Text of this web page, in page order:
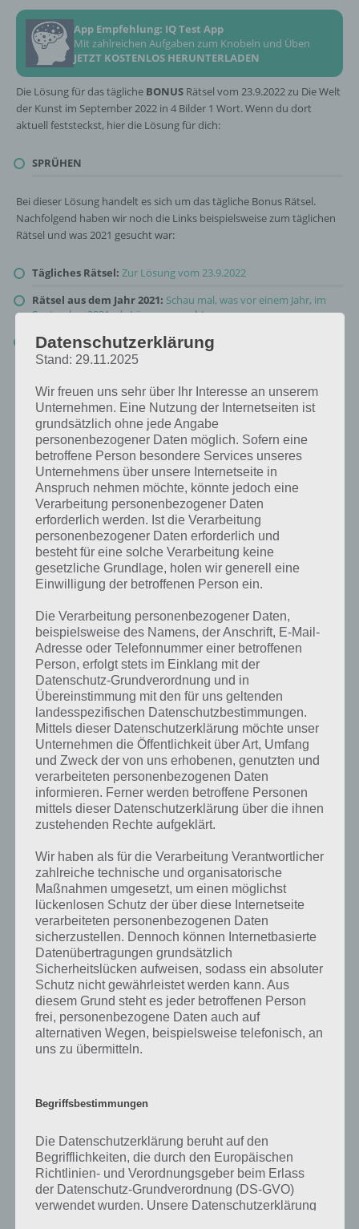
App Empfehlung: IQ Test App
Mit zahlreichen Aufgaben zum Knobeln und Üben
JETZT KOSTENLOS HERUNTERLADEN
Die Lösung für das tägliche BONUS Rätsel vom 23.9.2022 zu Die Welt
der Kunst im September 2022 in 4 Bilder 1 Wort. Wenn du dort
aktuell feststeckst, hier die Lösung für dich:
SPRÜHEN
Bei dieser Lösung handelt es sich um das tägliche Bonus Rätsel.
Nachfolgend haben wir noch die Links beispielsweise zum täglichen
Rätsel und was 2021 gesucht war:
Tägliches Rätsel: Zur Lösung vom 23.9.2022
Rätsel aus dem Jahr 2021: Schau mal, was vor einem Jahr, im
September 2021, als Lösung gesucht war
Zur Übersicht :4 Bilder 1 Wort Lösungen zu Die Welt der Kunst
im September 2022!
Kurze Begriffserklärung zur Lösung
Sprühen
4 Bilder 1 Wort, doch welche Bedeutung hat dieses eigentlich und
was gibt es dazu zu wissen? Passt das Wort auch zu Die Welt der
Kunst? Zu bestimmten Lösungen präsentieren wir daher auch
immer eine kurze Begriffserklärung!
Zu Sprühen haben wir zunächst keine weiteren Informationen parat!
Auf WhatsApp teilen Teilen auf Facebook
Mehr Artikel hier auf Touchportal
Datenschutzerklärung
Stand: 29.11.2025
Wir freuen uns sehr über Ihr Interesse an unserem
Unternehmen. Eine Nutzung der Internetseiten ist
grundsätzlich ohne jede Angabe
personenbezogener Daten möglich. Sofern eine
betroffene Person besondere Services unseres
Unternehmens über unsere Internetseite in
Anspruch nehmen möchte, könnte jedoch eine
Verarbeitung personenbezogener Daten
erforderlich werden. Ist die Verarbeitung
personenbezogener Daten erforderlich und
besteht für eine solche Verarbeitung keine
gesetzliche Grundlage, holen wir generell eine
Einwilligung der betroffenen Person ein.
Die Verarbeitung personenbezogener Daten,
beispielsweise des Namens, der Anschrift, E-Mail-
Adresse oder Telefonnummer einer betroffenen
Person, erfolgt stets im Einklang mit der
Datenschutz-Grundverordnung und in
Übereinstimmung mit den für uns geltenden
landesspezifischen Datenschutzbestimmungen.
Mittels dieser Datenschutzerklärung möchte unser
Unternehmen die Öffentlichkeit über Art, Umfang
und Zweck der von uns erhobenen, genutzten und
verarbeiteten personenbezogenen Daten
informieren. Ferner werden betroffene Personen
mittels dieser Datenschutzerklärung über die ihnen
zustehenden Rechte aufgeklärt.
Wir haben als für die Verarbeitung Verantwortlicher
zahlreiche technische und organisatorische
Maßnahmen umgesetzt, um einen möglichst
lückenlosen Schutz der über diese Internetseite
verarbeiteten personenbezogenen Daten
sicherzustellen. Dennoch können Internetbasierte
Datenübertragungen grundsätzlich
Sicherheitslücken aufweisen, sodass ein absoluter
Schutz nicht gewährleistet werden kann. Aus
diesem Grund steht es jeder betroffenen Person
frei, personenbezogene Daten auch auf
alternativen Wegen, beispielsweise telefonisch, an
uns zu übermitteln.
Begriffsbestimmungen
Die Datenschutzerklärung beruht auf den
Begrifflichkeiten, die durch den Europäischen
Richtlinien- und Verordnungsgeber beim Erlass
der Datenschutz-Grundverordnung (DS-GVO)
verwendet wurden. Unsere Datenschutzerklärung